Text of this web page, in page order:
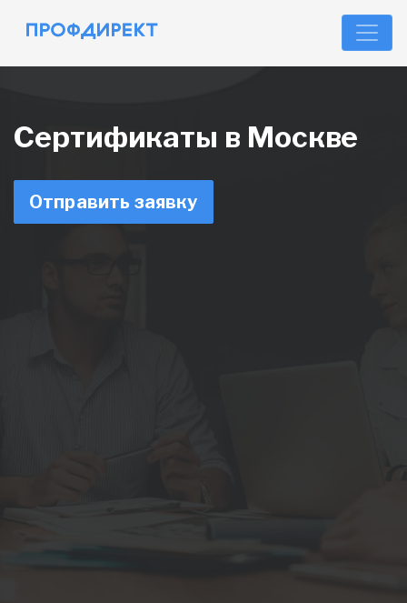
Сертификаты в Москве
Отправить заявку